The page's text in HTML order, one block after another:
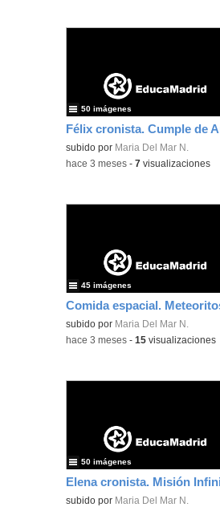
subido por Maria Del Mar N.
50 imágenes
-hace 3 meses -7 visualizaciones
subido por Maria Del Mar N.
45 imágenes
-hace 3 meses -15 visualizaciones
Elena cronista. Misión
subido por Maria Del Mar N.
50 imágenes